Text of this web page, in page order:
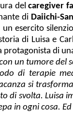
delcaregiver
di Daiichi-
esercito
di Luisa e
di
un tumore del
di terapie
si
svolta. Luisa
in ogni cosa.